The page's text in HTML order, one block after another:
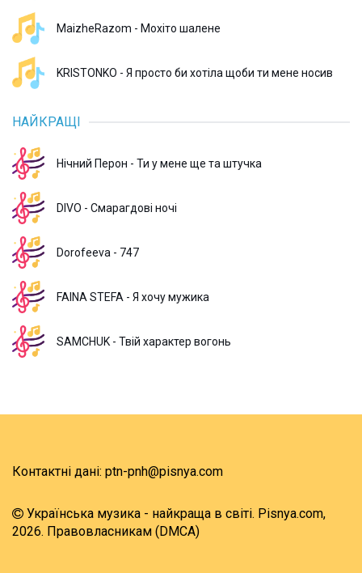
MaizheRazom - Мохіто шалене
KRISTONKO - Я просто би хотіла щоби ти мене носив
НАЙКРАЩІ
Нічний Перон - Ти у мене ще та штучка
DIVO - Смарагдові ночі
Dorofeeva - 747
FAINA STEFA - Я хочу мужика
SAMCHUK - Твій характер вогонь
Контактні дані: ptn-pnh@pisnya.com
Українська музика - найкраща в світі. Pisnya.com,
2026. Правовласникам (DMCA)